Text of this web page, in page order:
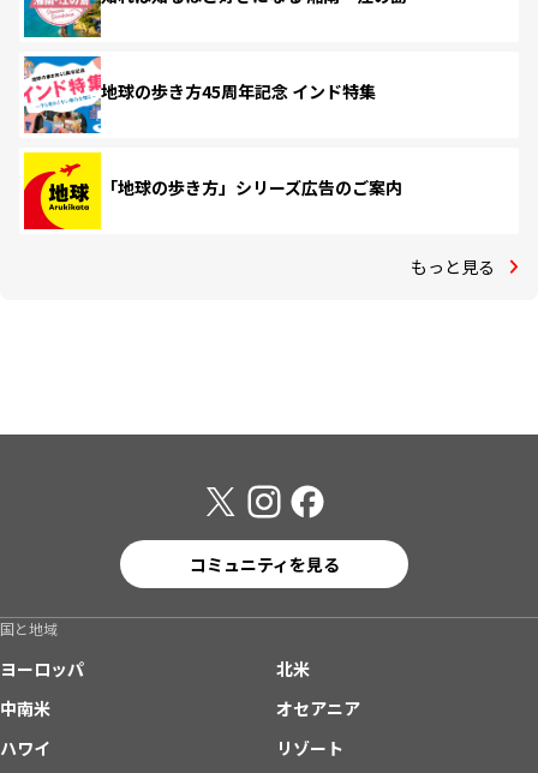
地球の歩き方45周年記念 インド特集
「地球の歩き方」シリーズ広告のご案内
もっと見る
コミュニティを見る
国と地域
ヨーロッパ
北米
中南米
オセアニア
ハワイ
リゾート